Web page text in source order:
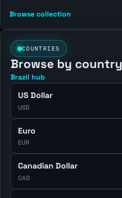
Browse collection
COUNTRIES
Browse by country
Brazil hub
US Dollar
USD
Euro
EUR
Canadian Dollar
CAD